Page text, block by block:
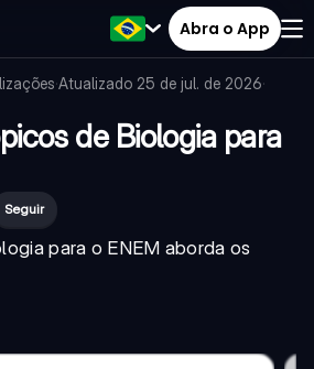
Abra o App
·Atualizado 25 de jul. de 2026·
de Biologia para
Seguir
para o ENEM aborda os